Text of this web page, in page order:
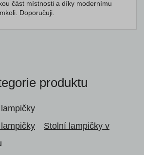
část místnosti a díky modernímu
Doporučuji.
produktu
Stolní lampičky v